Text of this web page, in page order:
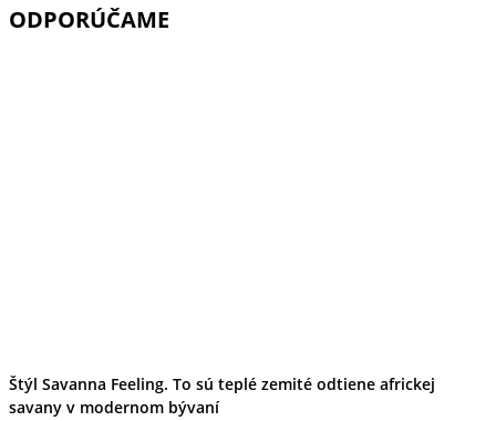
Podujatia
Výstava
ODPORÚČAME
Štýl Savanna Feeling. To sú teplé zemité odtiene africkej
savany v modernom bývaní